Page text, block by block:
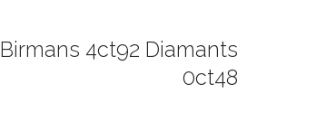
4ct92 Diamants
0ct48